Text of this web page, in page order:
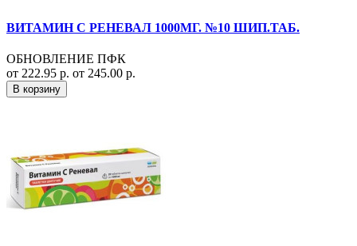
ВИТАМИН С РЕНЕВАЛ 1000МГ. №10 ШИП.ТАБ.
ОБНОВЛЕНИЕ ПФК
от 222.95 р. от 245.00 р.
В корзину